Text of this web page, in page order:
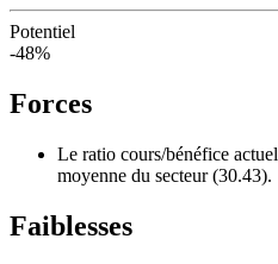
Potentiel
-48%
Forces
Le ratio cours/bénéfice
moyenne du secteur (30.43).
Faiblesses